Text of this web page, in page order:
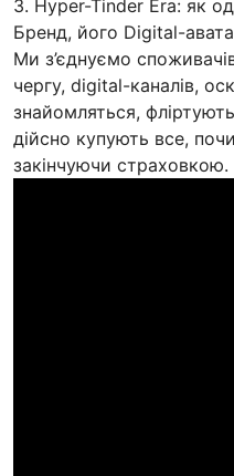
3. Hyper-Tinder Era: як
Бренд, його Digital-
Ми з’єднуємо
чергу, digital-каналів,
знайомляться,
дійсно купують все,
закінчуючи страховкою.